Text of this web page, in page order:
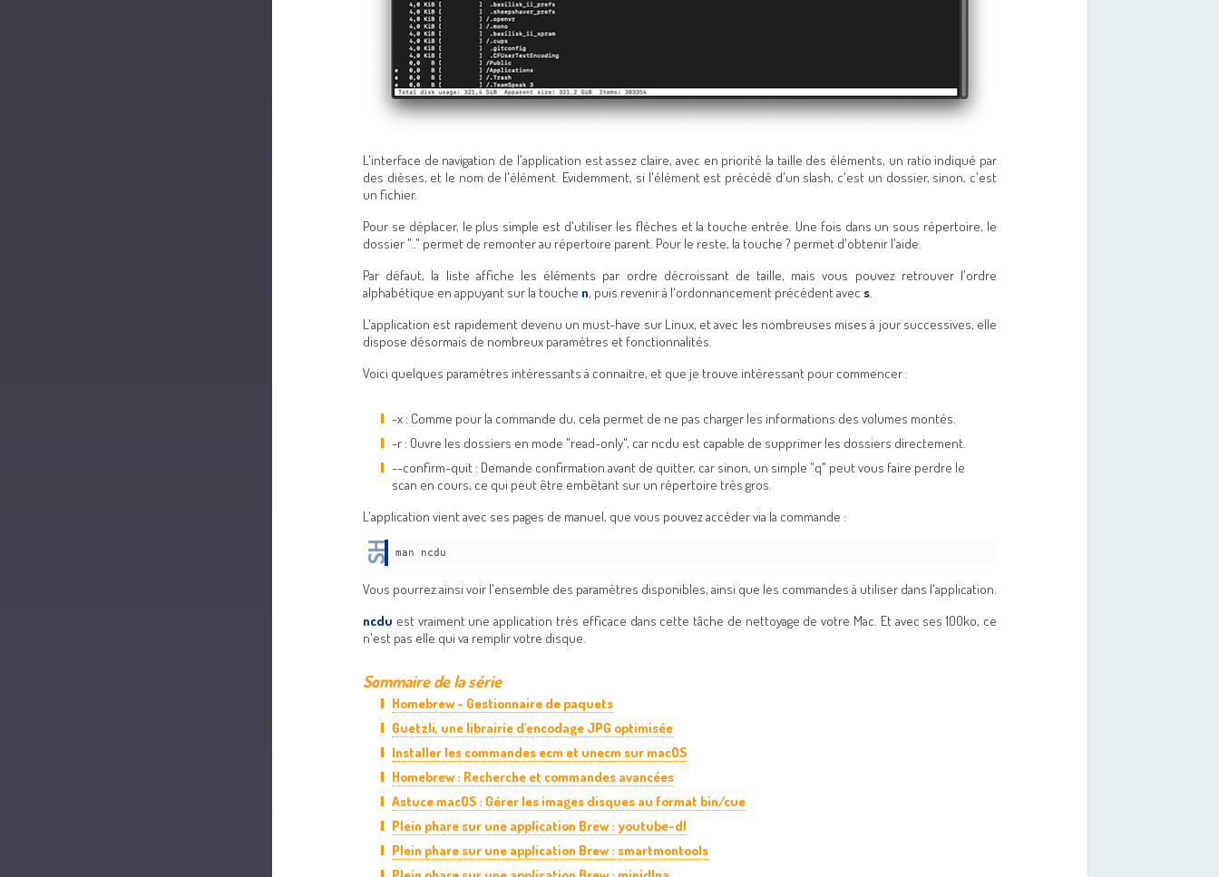
L'interface de navigation de l'application est assez claire, avec en priorité la taille des éléments, un ratio indiqué par
des dièses, et le nom de l'élément. Evidemment, si l'élément est précédé d'un slash, c'est un dossier, sinon, c'est
un fichier.
Pour se déplacer, le plus simple est d'utiliser les flèches et la touche entrée. Une fois dans un sous répertoire, le
dossier ".." permet de remonter au répertoire parent. Pour le reste, la touche ? permet d'obtenir l'aide.
Par défaut, la liste affiche les éléments par ordre décroissant de taille, mais vous pouvez retrouver l'ordre
alphabétique en appuyant sur la touche n, puis revenir à l'ordonnancement précédent avec s
L'application est rapidement devenu un must-have sur Linux, et avec les nombreuses mises à jour successives, elle
dispose désormais de nombreux paramètres et fonctionnalités.
Voici quelques paramètres intéressants à connaitre, et que je trouve intéressant pour commencer :
-x : Comme pour la commande du, cela permet de ne pas charger les informations des volumes montés.
-r : Ouvre les dossiers en mode "read-only", car ncdu est capable de supprimer les dossiers directement.
--confirm-quit : Demande confirmation avant de quitter, car sinon, un simple "q" peut vous faire perdre le
scan en cours, ce qui peut être embêtant sur un répertoire très gros.
L'application vient avec ses pages de manuel, que vous pouvez accéder via la commande :
man ncdu
Vous pourrez ainsi voir l'ensemble des paramètres disponibles, ainsi que les commandes à utiliser dans l'application.
ncdu est vraiment une application très efficace dans cette tâche de nettoyage de votre Mac. Et avec ses 100ko, ce
n'est pas elle qui va remplir votre disque.
Sommaire de la série
Homebrew - Gestionnaire de paquets
Guetzli, une librairie d'encodage JPG optimisée
Installer les commandes ecm et unecm sur macOS
Homebrew : Recherche et commandes avancées
Astuce macOS : Gérer les images disques au format bin/cue
Plein phare sur une application Brew : youtube-dl
Plein phare sur une application Brew : smartmontools